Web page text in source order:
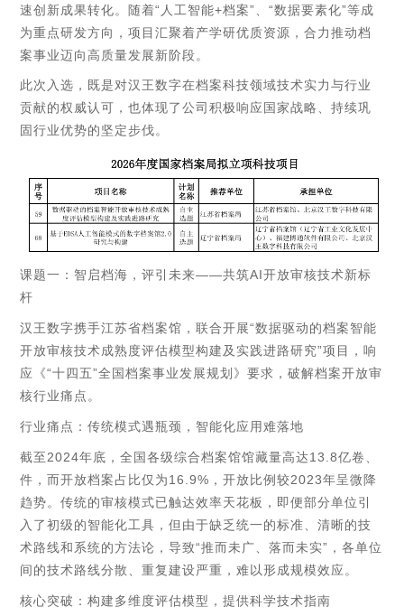
速创新成果转化。随着“人工智能+档案”、“数据要素化”等成
为重点研发方向，项目汇聚着产学研优质资源，合力推动档
案事业迈向高质量发展新阶段。
此次入选，既是对汉王数字在档案科技领域技术实力与行业
贡献的权威认可，也体现了公司积极响应国家战略、持续巩
固行业优势的坚定步伐。
课题一：智启档海，评引未来——共筑AI开放审核技术新标
杆
汉王数字携手江苏省档案馆，联合开展“数据驱动的档案智能
开放审核技术成熟度评估模型构建及实践进路研究”项目，响
应《“十四五”全国档案事业发展规划》要求，破解档案开放审
核行业痛点。
行业痛点：传统模式遇瓶颈，智能化应用难落地
截至2024年底，全国各级综合档案馆馆藏量高达13.8亿卷、
件，而开放档案占比仅为16.9%，开放比例较2023年呈微降
趋势。传统的审核模式已触达效率天花板，即便部分单位引
入了初级的智能化工具，但由于缺乏统一的标准、清晰的技
术路线和系统的方法论，导致“推而未广、落而未实”，各单位
间的技术路线分散、重复建设严重，难以形成规模效应。
核心突破：构建多维度评估模型，提供科学技术指南